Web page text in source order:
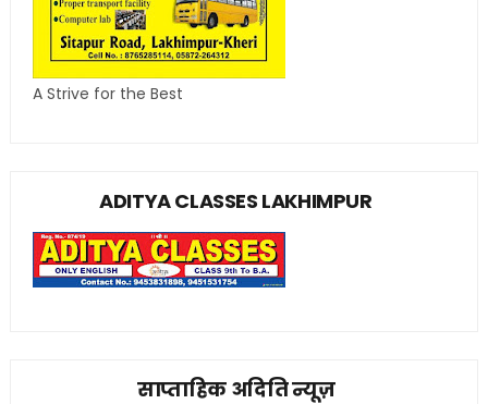
A Strive for the Best
ADITYA CLASSES LAKHIMPUR
साप्ताहिक अदिति न्यूज़